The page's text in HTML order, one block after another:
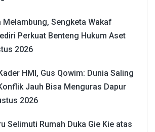
Melambung, Sengketa Wakaf
Perkuat Benteng Hukum Aset
2026
HMI, Gus Qowim: Dunia Saling
Jauh Bisa Menguras Dapur
2026
Selimuti Rumah Duka Gie Kie atas